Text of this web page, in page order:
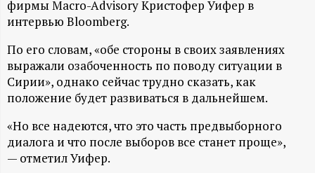
-
и
н
ф
о
фирмы Macro-Advisory Кристофер Уифер в
интервью Bloomberg.
По его словам, «обе стороны в своих заявлениях
выражали озабоченность по поводу ситуации в
Сирии», однако сейчас трудно сказать, как
положение будет развиваться в дальнейшем.
«Но все надеются, что это часть предвыборного
диалога и что после выборов все станет проще»,
— отметил Уифер.